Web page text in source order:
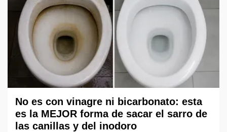
No es con vinagre ni bicarbonato: esta
es la MEJOR forma de sacar el sarro de
las canillas y del inodoro